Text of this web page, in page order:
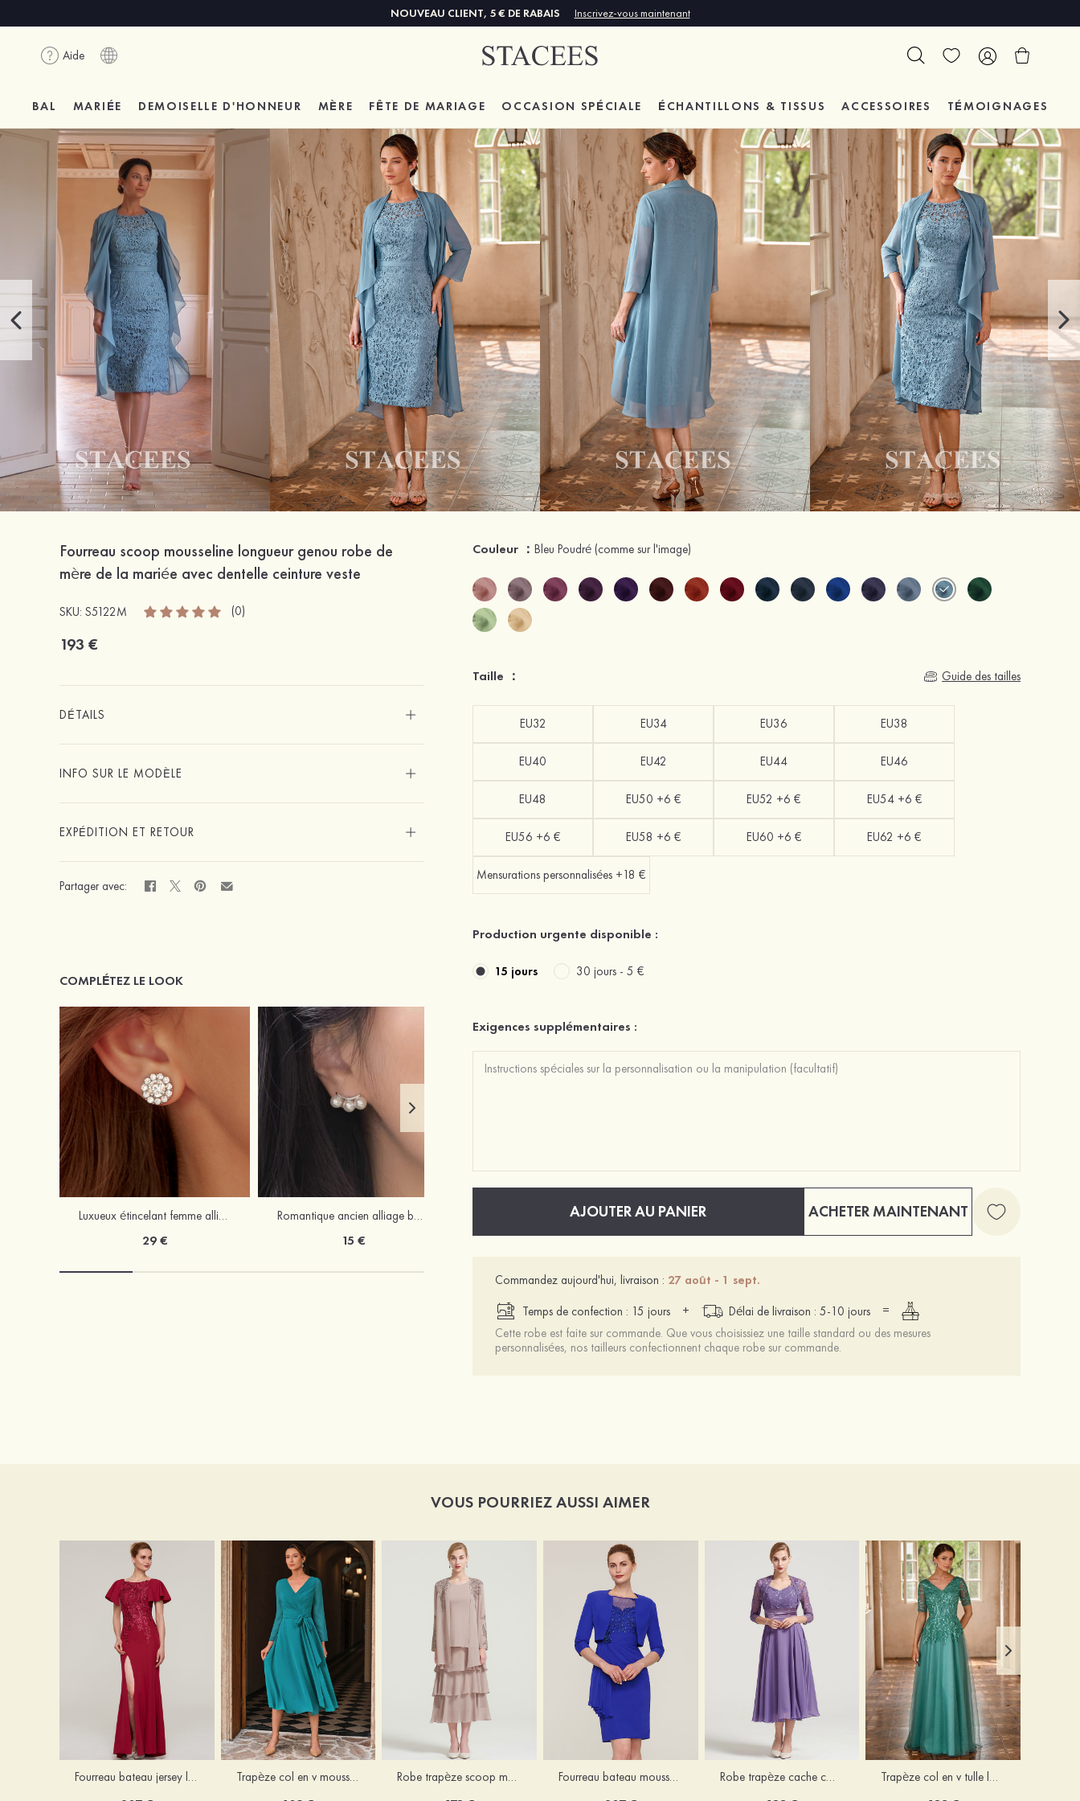
NOUVEAU CLIENT, 5 € DE RABAIS Inscrivez-vous maintenant
Aide
BAL MARIÉE DEMOISELLE D'HONNEUR MÈRE FÊTE DE MARIAGE OCCASION SPÉCIALE ÉCHANTILLONS & TISSUS ACCESSOIRES TÉMOIGNAGES
Fourreau scoop mousseline longueur genou robe de
mère de la mariée avec dentelle ceinture veste
SKU: S5122M (0)
193 €
DÉTAILS
INFO SUR LE MODÈLE
EXPÉDITION ET RETOUR
Partager avec:
COMPLÉTEZ LE LOOK
Luxueux étincelant femme alliage boucles d'oreilles avec zircone cubique
29 €
Romantique ancien alliage boucles d'oreilles avec perles d'imitation
15 €
Mariée onirique polyester soutien-gorge
12 €
Femmes cuir microfibre peep toe sandales talon bottier chaussures d'extérieur avec cristal
70 € 36 €
Couleur ：Bleu Poudré (comme sur l'image)
Taille ： Guide des tailles
EU32 EU34 EU36 EU38
EU40 EU42 EU44 EU46
EU48 EU50 +6 € EU52 +6 € EU54 +6 €
EU56 +6 € EU58 +6 € EU60 +6 € EU62 +6 €
Mensurations personnalisées +18 €
Production urgente disponible :
15 jours 30 jours -5 €
Exigences supplémentaires :
AJOUTER AU PANIER ACHETER MAINTENANT
Commandez aujourd'hui, livraison : 27 août - 1 sept.
Temps de confection : 15 jours
+ Délai de livraison : 5-10 jours
=
Cette robe est faite sur commande. Que vous choisissiez une taille standard ou des mesures
personnalisées, nos tailleurs confectionnent chaque robe sur commande.
VOUS POURRIEZ AUSSI AIMER
Fourreau bateau jersey longueur ras du sol robe de mère de la mariée avec appliqué fendue Trapèze col en v mousseline longueur mollet robe de mère de la mariée avec plissé ceintures Robe trapèze scoop mousseline longueur mollet robe de mère de la mariée avec appliqué volants veste Fourreau bateau mousseline longueur genou robe de mère de la mariée avec appliqué perle plissé veste Robe trapèze cache cœur mousseline longueur mollet robe de mère de la mariée avec plissé veste Trapèze col en v tulle longueur ras du sol robe de mère de la mariée avec perles paillettes